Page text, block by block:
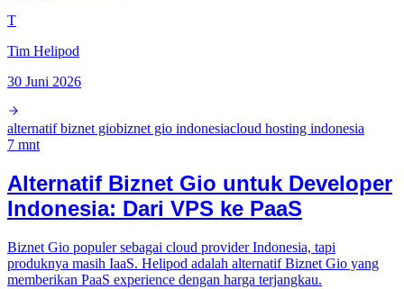
T
Tim Helipod
30 Juni 2026
alternatif biznet giobiznet gio indonesiacloud hosting indonesia
7 mnt
Alternatif Biznet Gio untuk Developer
Indonesia: Dari VPS ke PaaS
Biznet Gio populer sebagai cloud provider Indonesia, tapi
produknya masih IaaS. Helipod adalah alternatif Biznet Gio yang
memberikan PaaS experience dengan harga terjangkau.